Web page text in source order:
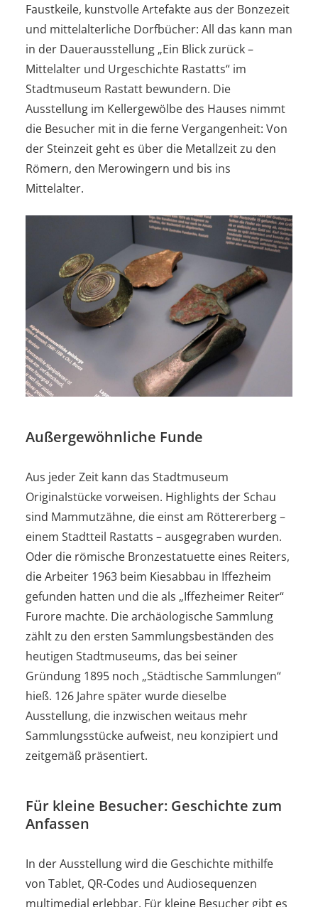
Faustkeile, kunstvolle Artefakte aus der Bonzezeit
und mittelalterliche Dorfbücher: All das kann man
in der Dauerausstellung „Ein Blick zurück –
Mittelalter und Urgeschichte Rastatts“ im
Stadtmuseum Rastatt bewundern. Die
Ausstellung im Kellergewölbe des Hauses nimmt
die Besucher mit in die ferne Vergangenheit: Von
der Steinzeit geht es über die Metallzeit zu den
Römern, den Merowingern und bis ins
Mittelalter.
Außergewöhnliche Funde
Aus jeder Zeit kann das Stadtmuseum
Originalstücke vorweisen. Highlights der Schau
sind Mammutzähne, die einst am Röttererberg –
einem Stadtteil Rastatts – ausgegraben wurden.
Oder die römische Bronzestatuette eines Reiters,
die Arbeiter 1963 beim Kiesabbau in Iffezheim
gefunden hatten und die als „Iffezheimer Reiter“
Furore machte. Die archäologische Sammlung
zählt zu den ersten Sammlungsbeständen des
heutigen Stadtmuseums, das bei seiner
Gründung 1895 noch „Städtische Sammlungen“
hieß. 126 Jahre später wurde dieselbe
Ausstellung, die inzwischen weitaus mehr
Sammlungsstücke aufweist, neu konzipiert und
zeitgemäß präsentiert.
Für kleine Besucher: Geschichte zum
Anfassen
In der Ausstellung wird die Geschichte mithilfe
von Tablet, QR-Codes und Audiosequenzen
multimedial erlebbar. Für kleine Besucher gibt es